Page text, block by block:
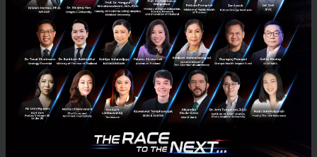
หลังเหล่านี้ก็ยิ่งทวีคูณ เพราะในโลก AI สิ่งที่สำคัญไม่ใช่แค่
โมเดลที่ฉลาดที่สุด แต่คือระบบทั้งหมดที่ทำให้โมเดลเหล่า
นั้นสามารถทำงานได้จริง
จากฐานการผลิตต้นทุนต่ำ สู่ศูนย์กลาง Supply
Chain เชิงยุทธศาสตร์